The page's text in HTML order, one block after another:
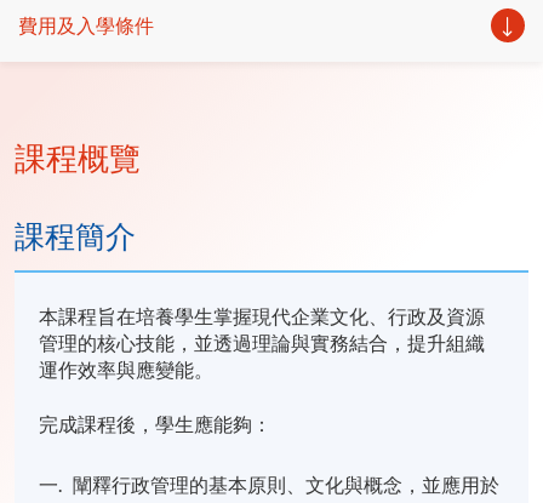
費用及入學條件
課程概覽
課程簡介
本課程旨在培養學生掌握現代企業文化、行政及資源
管理的核心技能，並透過理論與實務結合，提升組織
運作效率與應變能。
完成課程後，學生應能夠：
一. 闡釋行政管理的基本原則、文化與概念，並應用於